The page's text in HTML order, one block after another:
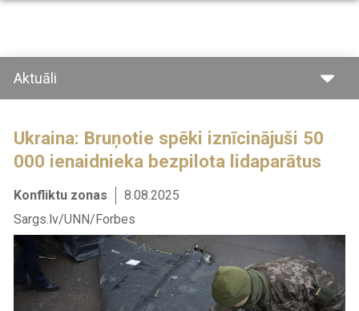
Pārlekt
saturu
Aktuāli
Ukraina: Bruņotie spēki iznīcinājuši 50
000 ienaidnieka bezpilota lidaparātus
Konfliktu zonas
8.08.2025
Sargs.lv/UNN/Forbes